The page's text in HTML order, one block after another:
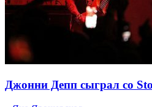
Джонни Депп сыграл со